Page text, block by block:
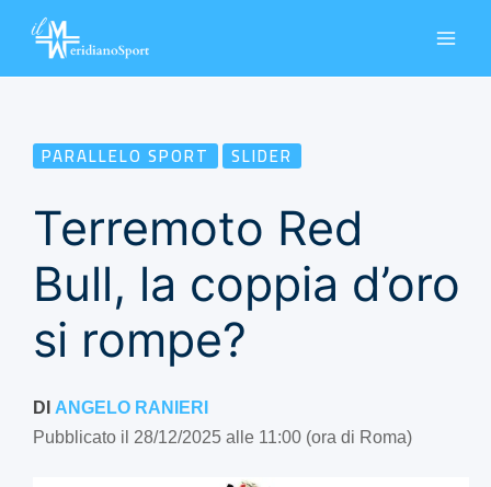
PARALLELO SPORT SLIDER
Terremoto Red
Bull, la coppia d’oro
si rompe?
DI ANGELO RANIERI
Pubblicato il 28/12/2025 alle 11:00 (ora di Roma)